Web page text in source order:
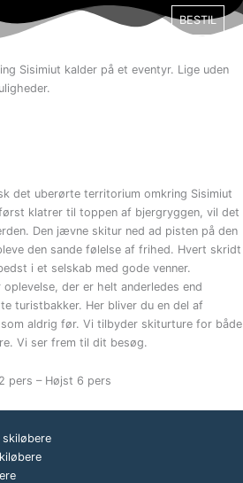
BESTIL
Sisimiut kalder på et eventyr. Lige uden
det uberørte territorium omkring Sisimiut
klatrer til toppen af bjergryggen, vil det
Den jævne skitur ned ad pisten på den
den sande følelse af frihed. Hvert skridt
i et selskab med gode venner.
der er helt anderledes end
turistbakker. Her bliver du en del af
aldrig før. Vi tilbyder skiturture for både
Vi ser frem til dit besøg.
pers – Højst 6 pers
skiløbere